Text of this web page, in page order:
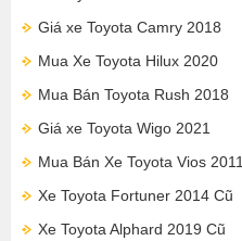
Giá xe Toyota Camry 2018
Mua Xe Toyota Hilux 2020
Mua Bán Toyota Rush 2018
Giá xe Toyota Wigo 2021
Mua Bán Xe Toyota Vios 2011
Xe Toyota Fortuner 2014 Cũ
Xe Toyota Alphard 2019 Cũ